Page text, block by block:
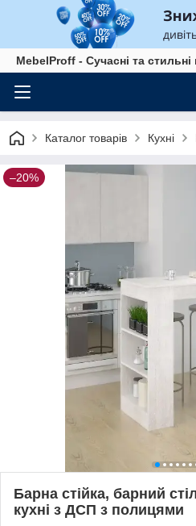
MebelProff - Сучасні та стильні
Каталог товарів Кухні
–20%
Барна стійка, барний
кухні з ДСП з полицями